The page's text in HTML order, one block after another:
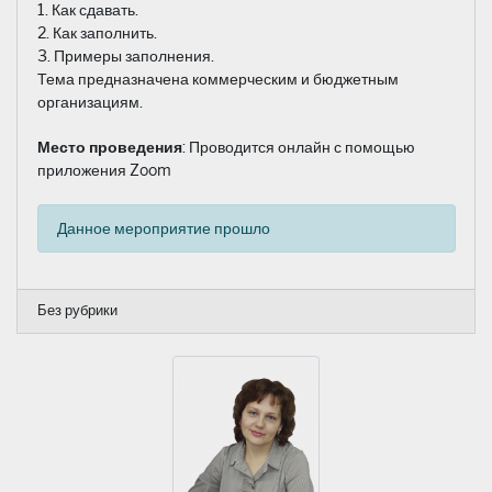
1. Как сдавать.
2. Как заполнить.
3. Примеры заполнения.
Тема предназначена коммерческим и бюджетным
организациям.
Место проведения: Проводится онлайн с помощью
приложения Zoom
Данное мероприятие прошло
Без рубрики